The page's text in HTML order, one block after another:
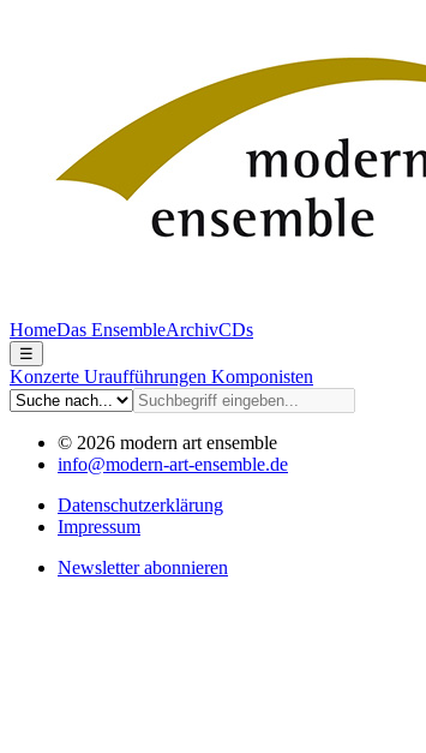
HomeDas EnsembleArchivCDs
☰
Konzerte Uraufführungen Komponisten
© 2026 modern art ensemble
info@modern-art-ensemble.de
Datenschutzerklärung
Impressum
Newsletter abonnieren